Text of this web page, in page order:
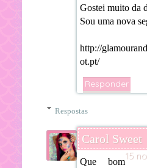
Gostei muito da
Sou uma nova
http://
ot.pt/
Responder
Respostas
Carol Sweet
15
Que bom